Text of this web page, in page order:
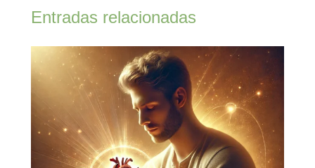
Entradas relacionadas